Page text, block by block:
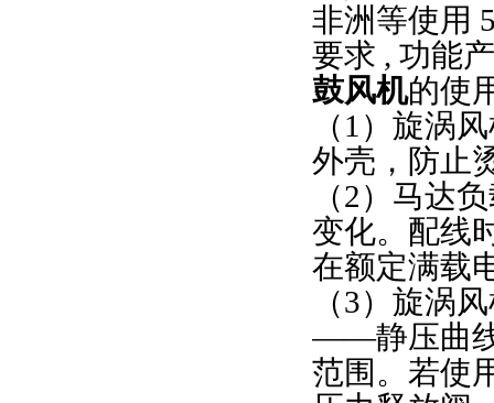
非洲等使用
要求 , 功能
鼓风机的使
（1）旋涡
外壳，防止
（2）马达
变化。配线
在额定满载
（3）旋涡
——静压曲线
范围。若使